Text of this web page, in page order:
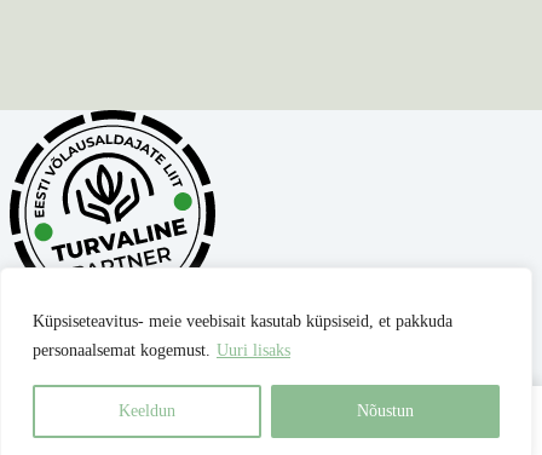
Küpsiseteavitus- meie veebisait kasutab küpsiseid, et pakkuda
personaalsemat kogemust. Uuri lisaks
Keeldun Nõustun
Privaatsuspoliitika
Müügitingimused
Parima hinna garantii
Avaleht Otsing Ostukorv